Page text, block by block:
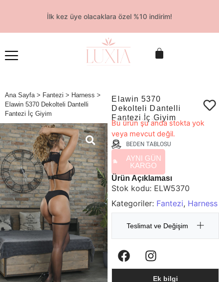
İlk kez üye olacaklara özel %10 indirim!
Ana Sayfa > Fantezi > Harness >
Elawin 5370 Dekolteli Dantelli
Fantezi İç Giyim
Elawin 5370
Dekolteli Dantelli
Fantezi İç Giyim
☆☆☆☆☆
Bu ürün şu anda stokta yok
veya mevcut değil.
BEDEN TABLOSU
AYNI GÜN
KARGO
Ürün Açıklaması
Stok kodu: ELW5370
Kategoriler: Fantezi, Harness
Teslimat ve Değişim
Ek bilgi